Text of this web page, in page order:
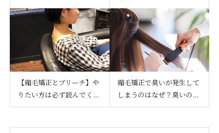
【縮毛矯正とブリーチ】や
りたい方は必ず読んでく...
縮毛矯正で臭いが発生して
しまうのはなぜ？臭いの...